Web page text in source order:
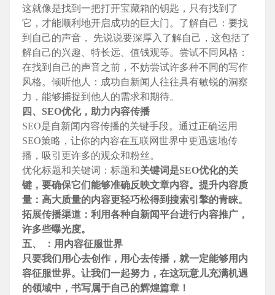
这就像是找到一把打开宝藏箱的钥匙，只有找到了
它，才能顺利地开启成功的巨大门。了解自己：要找
到自己的声音， 先说说要深厚入了解自己，这包括了
解自己的兴趣、特长远、值钱观等。尝试不同风格：
在找到自己的声音之前，不妨尝试许多种不同的写作
风格。倾听他人：成功自新闻人往往具有敏锐的洞察
力，能够捕捉到他人的需求和期待。
四、SEO优化，助力内容传播
SEO是自新闻内容传播的关键手段。通过正确运用
SEO策略，让你的内容在互联网世界中更迅速地传
播，吸引更许多的观众和粉丝。
优化标题和关键词：标题和关键词是SEO优化的关
键，要确保它们能够准确反映文章内容。提升内容质
量：高大质量的内容更轻巧松得到搜索引擎的青睐。
拓展传播渠道：利用各种自新闻平台进行内容推广，
许多些曝光度。
五、 ：用内容征服世界
只要我们用心去创作，用心去传播，就一定能够用内
容征服世界。让我们一起努力，在这玩意儿充满机遇
的领域中，书写属于自己的辉煌篇章！